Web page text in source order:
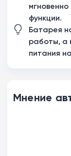
функции.
Батарея
работы, а
питания
Мнение